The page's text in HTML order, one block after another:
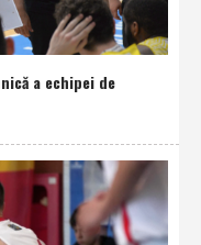
a echipei de